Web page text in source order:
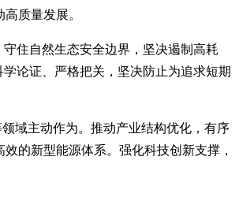
质量发展。
住自然生态安全边界，坚决遏制高耗
论证、严格把关，坚决防止为追求短期
域主动作为。推动产业结构优化，有序
的新型能源体系。强化科技创新支撑，